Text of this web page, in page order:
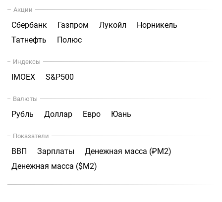
Акции
Сбербанк Газпром Лукойл
Норникель
Татнефть
Полюс
Индексы
IMOEX S&P500
Валюты
Рубль Доллар Евро Юань
Показатели
ВВП Зарплаты
Денежная масса (₽М2)
Денежная масса ($М2)